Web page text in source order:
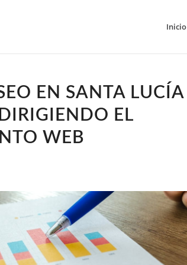
Inicio
EN SANTA LUCÍA
EL
WEB